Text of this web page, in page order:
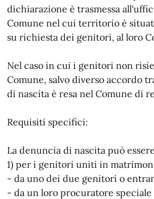
dichiarazione è trasmessa
Comune nel cui territorio è
su richiesta dei genitori, al loro
Nel caso in cui i genitori non
Comune, salvo diverso accordo
di nascita è resa nel Comune di
Requisiti specifici:
La denuncia di nascita può
1) per i genitori uniti in
- da uno dei due genitori o
- da un loro procuratore